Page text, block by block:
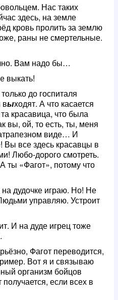
Нас таких
здесь, на земле
кровь пролить за землю
раны не смертельные.
Вам надо бы…
выкать!
до госпиталя
выходят. А что касается
красавица, что была
вы, ой, то есть, ты, меня
виде… И
Вы все здесь красавцы в
Любо-дорого смотреть.
ты «Фагот», потому что
на дудочке играю. Но! Не
управляю. Устроит
И на дуде игрец тоже
Фагот переводится,
Вот я и связываю
организм бойцов
если всех в